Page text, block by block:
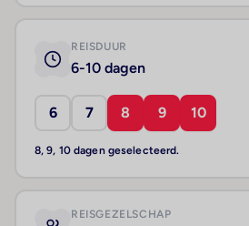
REISDUUR
6-10 dagen
6 7 8 9 10
8, 9, 10 dagen geselecteerd.
REISGEZELSCHAP